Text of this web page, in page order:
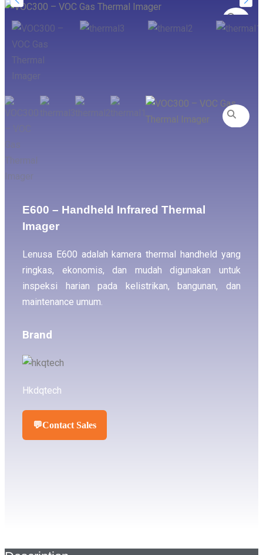
E600 – Handheld Infrared Thermal
Imager
Lenusa E600 adalah kamera thermal handheld yang
ringkas, ekonomis, dan mudah digunakan untuk
inspeksi harian pada kelistrikan, bangunan, dan
maintenance umum.
Brand
Hkdqtech
💬Contact Sales